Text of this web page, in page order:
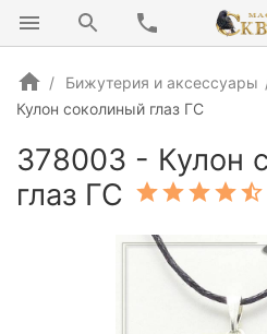
Бижутерия и аксессуары
Кулон соколиный глаз ГС
378003 - Кулон
глаз ГС